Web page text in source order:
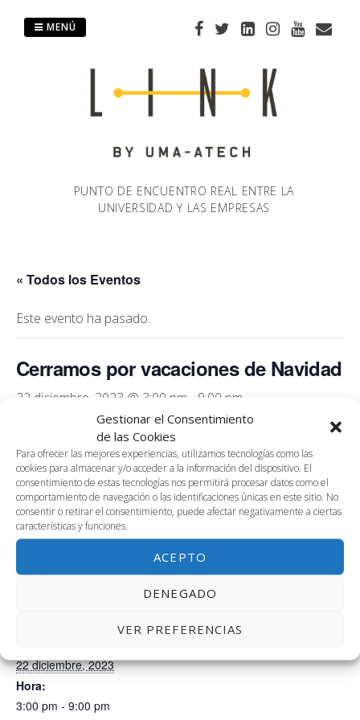
Gestionar el Consentimiento
de las Cookies
Para ofrecer las mejores experiencias, utilizamos tecnologías como las
cookies para almacenar y/o acceder a la información del dispositivo. El
consentimiento de estas tecnologías nos permitirá procesar datos como el
comportamiento de navegación o las identificaciones únicas en este sitio. No
consentir o retirar el consentimiento, puede afectar negativamente a ciertas
características y funciones.
ACEPTO
DENEGADO
VER PREFERENCIAS
PUNTO DE ENCUENTRO REAL ENTRE LA
UNIVERSIDAD Y LAS EMPRESAS
MENÚ
« Todos los Eventos
Este evento ha pasado.
Cerramos por vacaciones de Navidad
22 diciembre, 2023 @ 3:00 pm 9:00 pm
Durante la tarde de hoy las instalaciones de Link by UMA
se cerrarán por inicio de las vacaciones de Navidad.
¡Felices Fiestas!
AÑADIR AL CALENDARIO
22 diciembre, 2023
Hora:
3:00 pm - 9:00 pm